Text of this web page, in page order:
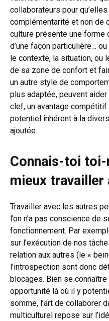
collaborateurs pour
complémentarité et non de
culture présente une
d’une façon particulière…
le contexte, la situation, ou
de sa zone de confort et
un autre style de
plus adaptée, peuvent
clef, un avantage
potentiel inhérent à la
ajoutée.
Connais-toi
mieux travailler
Travailler avec les autres
l’on n’a pas conscience
fonctionnement. Par
sur l’exécution de nos
relation aux autres (le «
l’introspection sont donc
blocages. Bien se
opportunité là où il y
somme, l’art de collaborer
multiculturel repose sur